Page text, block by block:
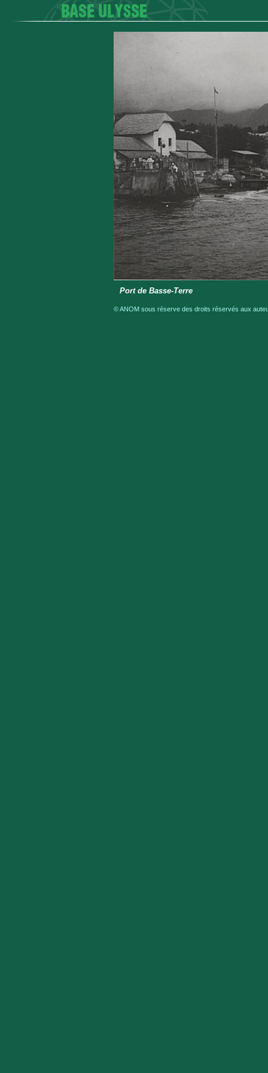
Port de Basse-Terre
© ANOM sous réserve des droits réservés aux